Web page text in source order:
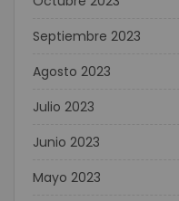
Septiembre 2023
Agosto 2023
Julio 2023
Junio 2023
Mayo 2023